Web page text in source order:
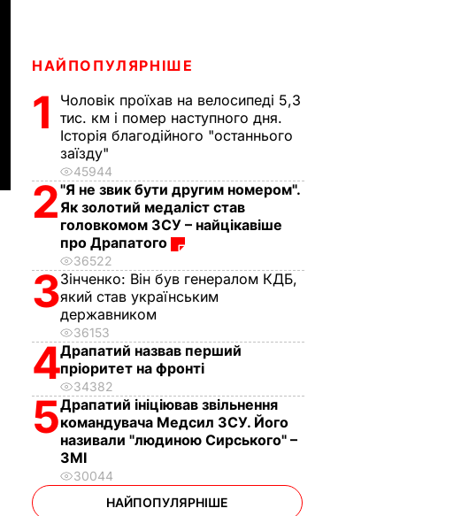
НАЙПОПУЛЯРНІШЕ
1
Чоловік проїхав на велосипеді 5,3
тис. км і помер наступного дня.
Історія благодійного "останнього
заїзду"
45944
2"Я не звик бути другим номером".
Як золотий медаліст став
головкомом ЗСУ – найцікавіше
про Драпатого
36522
3Зінченко: Він був генералом КДБ,
який став українським
державником
36153
4Драпатий назвав перший
пріоритет на фронті
34382
5Драпатий ініціював звільнення
командувача Медсил ЗСУ. Його
називали "людиною Сирського" –
ЗМІ
30044
НАЙПОПУЛЯРНІШЕ